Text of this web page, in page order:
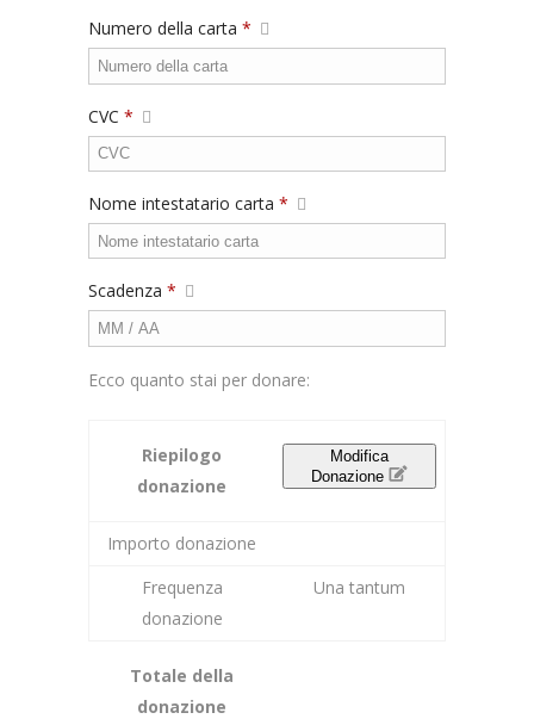
Numero della carta *
CVC *
Nome intestatario carta *
Scadenza *
Ecco quanto stai per donare:
Riepilogo
donazione
Modifica
Donazione
Importo donazione
Frequenza
donazione
Una tantum
Totale della
donazione